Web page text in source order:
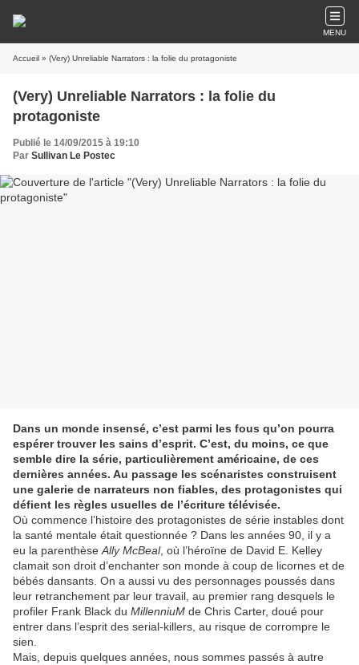
MENU
Accueil » (Very) Unreliable Narrators : la folie du protagoniste
(Very) Unreliable Narrators : la folie du
protagoniste
Publié le 14/09/2015 à 19:10
Par Sullivan Le Postec
Dans un monde insensé, c’est parmi les fous qu’on pourra
espérer trouver les sains d’esprit. C’est, du moins, ce que
semble dire la série, particulièrement américaine, de ces
dernières années. Au passage les scénaristes construisent
une galerie de narrateurs non fiables, des protagonistes qui
défient les règles usuelles de l’écriture télévisée.
Où commence l’histoire des protagonistes de série instables dont
la santé mentale était questionnée ? Dans les années 90, il y a
eu la parenthèse Ally McBeal, où l’héroïne de David E. Kelley
clamait son droit d’enchanter son monde à coup de licornes et de
bébés dansants. On a aussi vu des personnages poussés dans
leur retranchement par leur travail, au premier rang desquels le
profiler Frank Black du MillenniuM de Chris Carter, doué pour
entrer dans l’esprit des serial-killers, au risque de corrompre le
sien.
Mais, depuis quelques années, nous sommes passés à autre